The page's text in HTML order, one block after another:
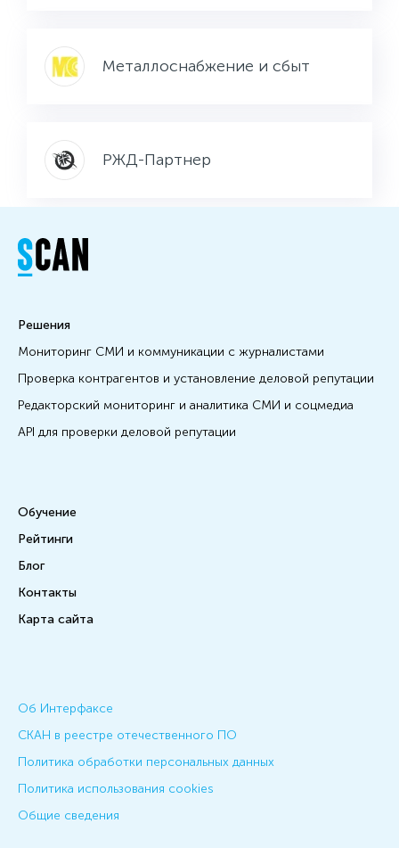
Металлоснабжение и сбыт
РЖД-Партнер
Решения
Мониторинг СМИ и коммуникации с журналистами
Проверка контрагентов и установление деловой репутации
Редакторский мониторинг и аналитика СМИ и соцмедиа
API для проверки деловой репутации
Обучение
Рейтинги
Блог
Контакты
Карта сайта
Об Интерфаксе
СКАН в реестре отечественного ПО
Политика обработки персональных данных
Политика использования cookies
Общие сведения